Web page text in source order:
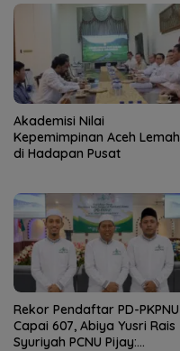
Akademisi Nilai
Kepemimpinan Aceh Lemah
di Hadapan Pusat
Rekor Pendaftar PD-PKPNU
Capai 607, Abiya Yusri Rais
Syuriyah PCNU Pijay: